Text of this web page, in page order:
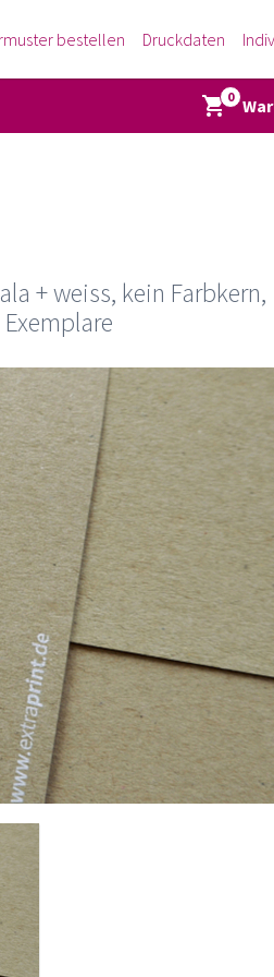
bestellen Druckdaten
+ weiss, kein Farbkern,